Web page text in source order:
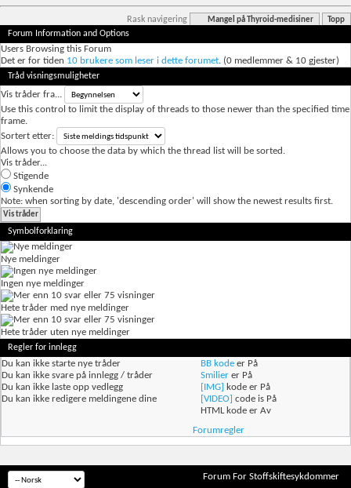
Rask navigering Mangel på Thyroid-medisiner Topp
Forum Information and Options
Users Browsing this Forum
Det er for tiden 10 brukere som leser i dette forumet. (0 medlemmer & 10 gjester)
Tråd visningsmuligheter
Vis tråder fra...
Use this control to limit the display of threads to those newer than the specified time
frame.
Sortert etter:
Allows you to choose the data by which the thread list will be sorted.
Vis tråder...
Stigende
Synkende
Note: when sorting by date, 'descending order' will show the newest results first.
Symbolforklaring
Nye meldinger
Ingen nye meldinger
Hete tråder med nye meldinger
Hete tråder uten nye meldinger
Regler for innlegg
Du kan ikke starte nye tråder
Du kan ikke svare på innlegg / tråder
Du kan ikke laste opp vedlegg
Du kan ikke redigere meldingene dine
BB kode er På
Smilier er På
[IMG] kode er På
[VIDEO] code is På
HTML kode erAv
Forumregler
Forum For Stoffskiftesykdommer